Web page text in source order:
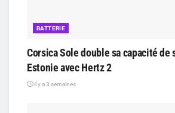
BATTERIE
Corsica Sole double sa capacité de
Estonie avec Hertz 2
il y a 3 semaines